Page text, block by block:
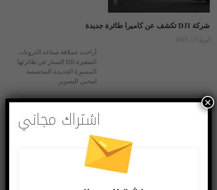
شركة DJI تكشف عن كاميرا طائرة جديدة
أبريل 17, 2021
أزاحت عملاقة صناعة الدرونات
الصغيرة DJI الستار عن طائرتها
المسيرة الجديدة المخصصة
لمحبي التصوير.
منوعات
اشتراك مجاني
×